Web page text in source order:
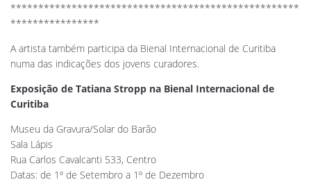
****************************************************
****************
A artista também participa da Bienal Internacional de Curitiba
numa das indicações dos jovens curadores.
Exposição de Tatiana Stropp na Bienal Internacional de
Curitiba
Museu da Gravura/Solar do Barão
Sala Lápis
Rua Carlos Cavalcanti 533, Centro
Datas: de 1º de Setembro a 1º de Dezembro